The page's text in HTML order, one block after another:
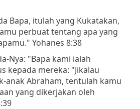
Bapa, itulah yang Kukatakan,
perbuat tentang apa yang
Yohanes 8:38
Nya: "Bapa kami ialah
kepada mereka: "Jikalau
anak Abraham, tentulah kamu
yang dikerjakan oleh